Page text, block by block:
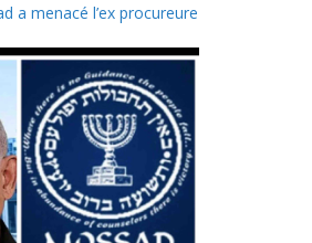
a menacé l’ex procureure